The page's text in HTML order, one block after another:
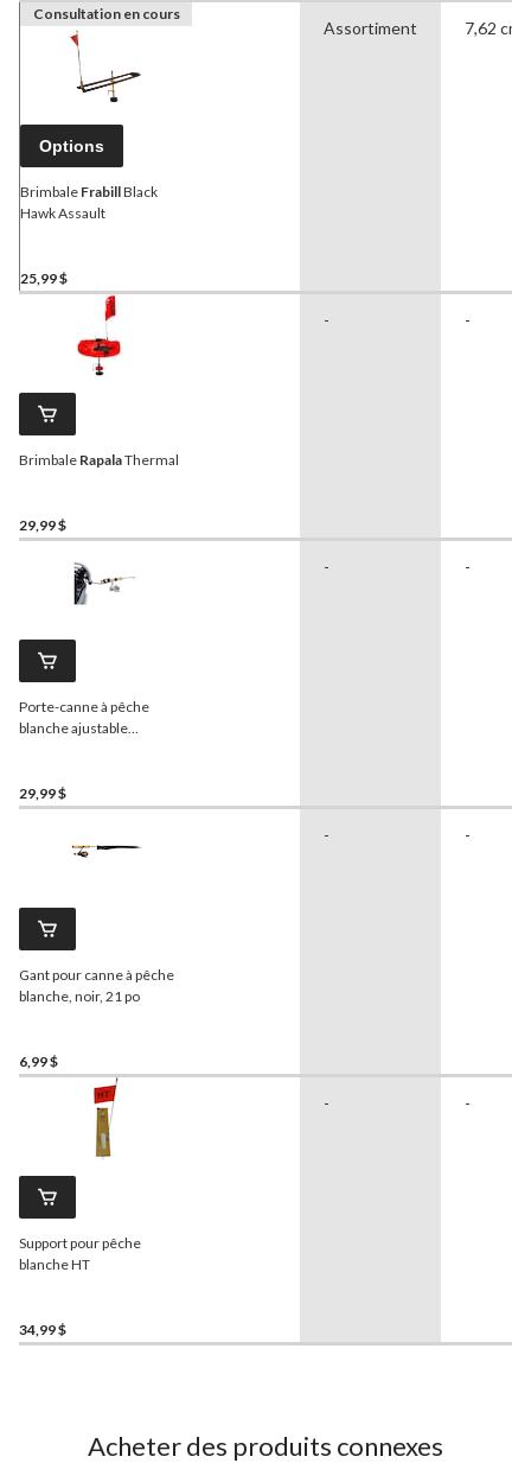
Consultation en cours
Options
Brimbale FrabillBlack
Hawk Assault
25,99 $
Assortiment 7,62 cm
Brimbale RapalaThermal
29,99 $
- -
Porte-canne à pêche
blanche ajustable
29,99 $
- -
Gant pour canne à pêche
blanche, noir, 21 po
6,99 $
- -
Support pour pêche
blanche HT
34,99 $
- -
Acheter des produits connexes